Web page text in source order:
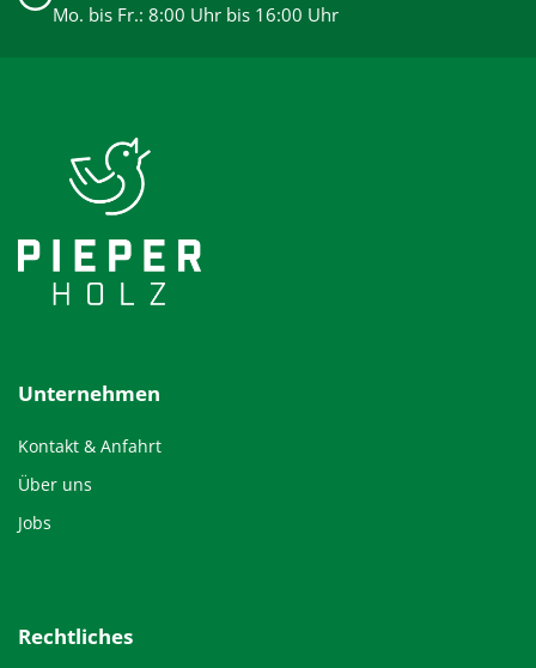
Mo. bis Fr.: 8:00 Uhr bis 16:00 Uhr
Unternehmen
Kontakt & Anfahrt
Über uns
Jobs
Rechtliches